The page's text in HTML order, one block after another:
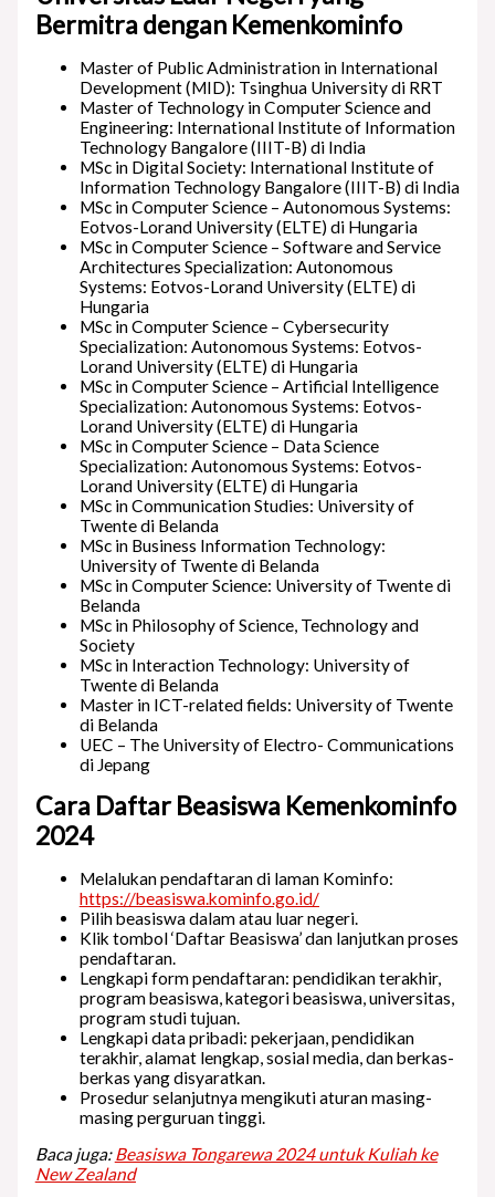
Bermitra dengan Kemenkominfo
Master of Public Administration in International
Development (MID): Tsinghua University di RRT
Master of Technology in Computer Science and
Engineering: International Institute of Information
Technology Bangalore (IIIT-B) di India
MSc in Digital Society: International Institute of
Information Technology Bangalore (IIIT-B) di India
MSc in Computer Science – Autonomous Systems:
Eotvos-Lorand University (ELTE) di Hungaria
MSc in Computer Science – Software and Service
Architectures Specialization: Autonomous
Systems: Eotvos-Lorand University (ELTE) di
Hungaria
MSc in Computer Science – Cybersecurity
Specialization: Autonomous Systems: Eotvos-
Lorand University (ELTE) di Hungaria
MSc in Computer Science – Artificial Intelligence
Specialization: Autonomous Systems: Eotvos-
Lorand University (ELTE) di Hungaria
MSc in Computer Science – Data Science
Specialization: Autonomous Systems: Eotvos-
Lorand University (ELTE) di Hungaria
MSc in Communication Studies: University of
Twente di Belanda
MSc in Business Information Technology:
University of Twente di Belanda
MSc in Computer Science: University of Twente di
Belanda
MSc in Philosophy of Science, Technology and
Society
MSc in Interaction Technology: University of
Twente di Belanda
Master in ICT-related fields: University of Twente
di Belanda
UEC – The University of Electro- Communications
di Jepang
Cara Daftar Beasiswa Kemenkominfo
2024
Melalukan pendaftaran di laman Kominfo:
https://beasiswa.kominfo.go.id/
Pilih beasiswa dalam atau luar negeri.
Klik tombol ‘Daftar Beasiswa’ dan lanjutkan proses
pendaftaran.
Lengkapi form pendaftaran: pendidikan terakhir,
program beasiswa, kategori beasiswa, universitas,
program studi tujuan.
Lengkapi data pribadi: pekerjaan, pendidikan
terakhir, alamat lengkap, sosial media, dan berkas-
berkas yang disyaratkan.
Prosedur selanjutnya mengikuti aturan masing-
masing perguruan tinggi.
Baca juga:Beasiswa Tongarewa 2024 untuk Kuliah ke
New Zealand